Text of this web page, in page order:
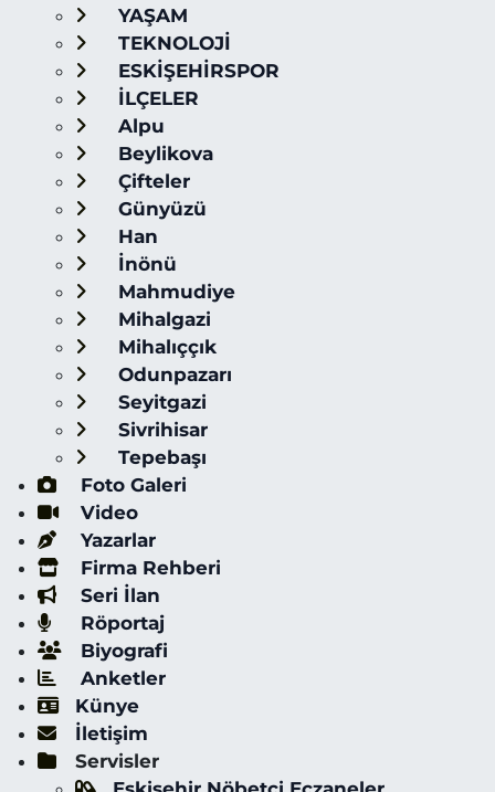
YAŞAM
TEKNOLOJİ
ESKİŞEHİRSPOR
İLÇELER
Alpu
Beylikova
Çifteler
Günyüzü
Han
İnönü
Mahmudiye
Mihalgazi
Mihalıççık
Odunpazarı
Seyitgazi
Sivrihisar
Tepebaşı
Foto Galeri
Video
Yazarlar
Firma Rehberi
Seri İlan
Röportaj
Biyografi
Anketler
Künye
İletişim
Servisler